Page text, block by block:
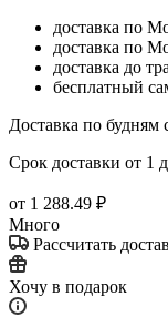
доставка по
доставка по
доставка до
бесплатный
Доставка по будням
Срок доставки от 1
от 1 288.49 ₽
Много
Рассчитать
Хочу в подарок